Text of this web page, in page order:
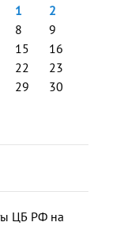
1
2
8
9
15
16
22
23
29
30
ЦБ РФ на